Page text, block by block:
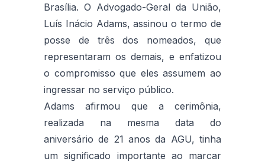
Brasília. O Advogado-Geral da União,
Luís Inácio Adams, assinou o termo de
posse de três dos nomeados, que
representaram os demais, e enfatizou
o compromisso que eles assumem ao
ingressar no serviço público.
Adams afirmou que a cerimônia,
realizada na mesma data do
aniversário de 21 anos da AGU, tinha
um significado importante ao marcar